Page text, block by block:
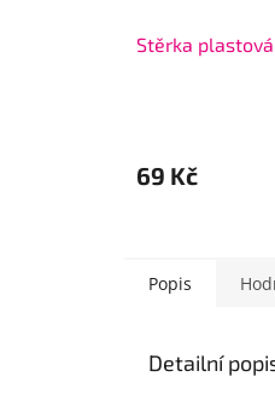
Stěrka
69 Kč
Popis
Detailní